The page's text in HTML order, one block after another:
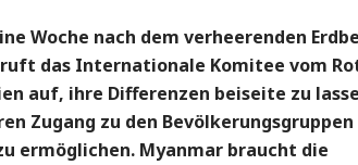
Woche nach dem verheerenden
das Internationale Komitee vom
auf, ihre Differenzen beiseite zu
Zugang zu den
ermöglichen. Myanmar braucht die